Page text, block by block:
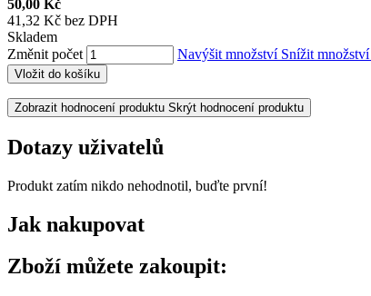
50,00 Kč
41,32 Kč bez DPH
Skladem
Změnit počet
Navýšit množství Snížit množství
Vložit do košíku
Zobrazit hodnocení produktu Skrýt hodnocení produktu
Dotazy uživatelů
Produkt zatím nikdo nehodnotil, buďte první!
Jak nakupovat
Zboží můžete zakoupit: